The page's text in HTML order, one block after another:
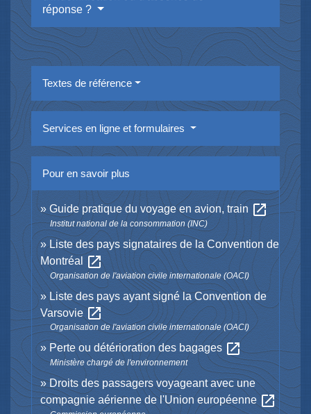
réponse ?
Textes de référence
Services en ligne et formulaires
Pour en savoir plus
Guide pratique du voyage en avion, train open_in_new
Institut national de la consommation (INC)
Liste des pays signataires de la Convention de
Montréal
open_in_new
Organisation de l'aviation civile internationale (OACI)
Liste des pays ayant signé la Convention de
Varsovie open_in_new
Organisation de l'aviation civile internationale (OACI)
Perte ou détérioration des bagages open_in_new
Ministère chargé de l'environnement
Droits des passagers voyageant avec une
compagnie aérienne de l'Union européenne open_in_new